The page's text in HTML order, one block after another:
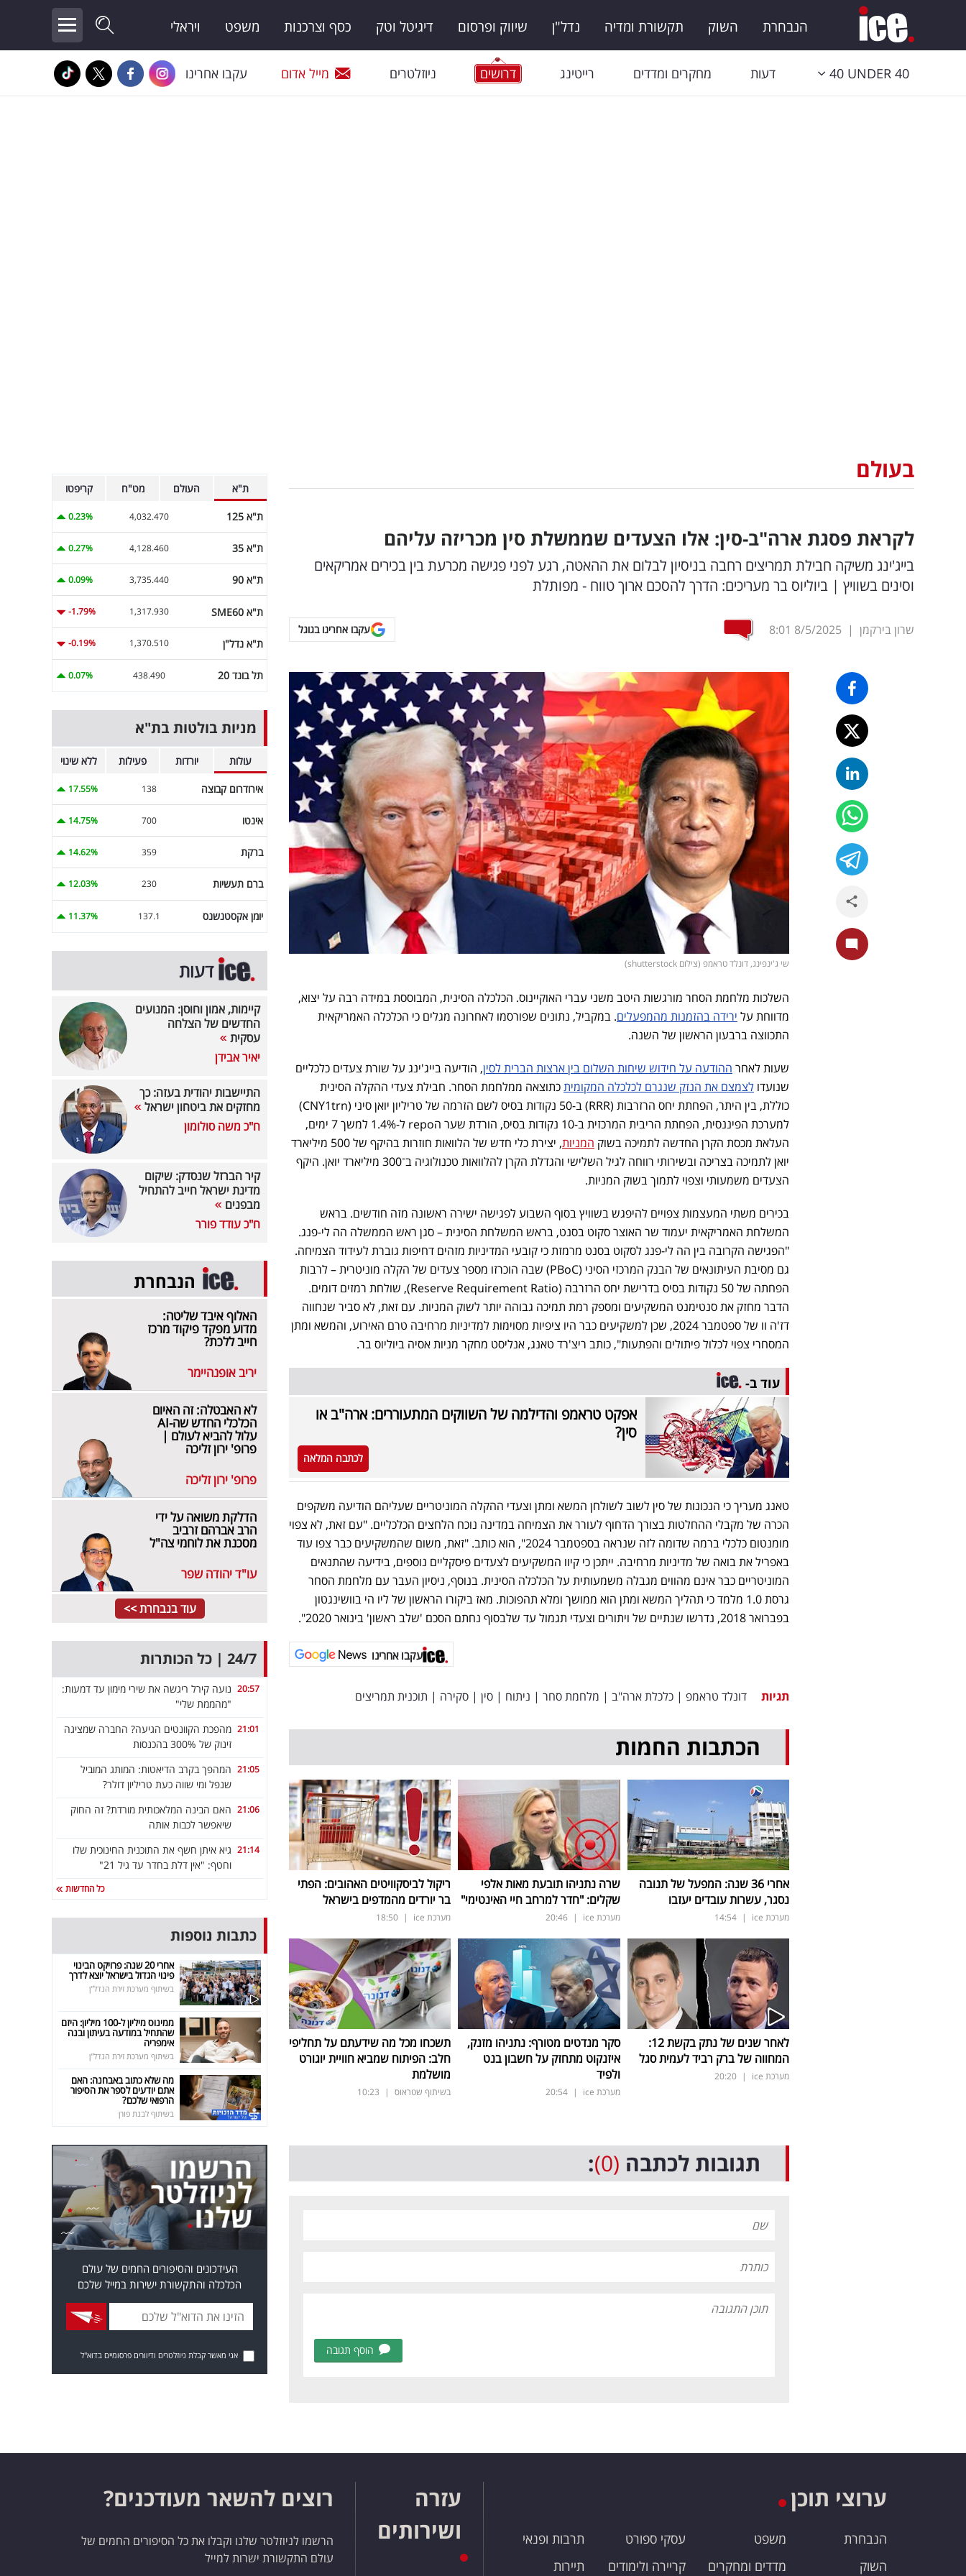
הנבחרת השוק תקשורת ומדיה נדל"ן שיווק ופרסום דיגיטל וטק כסף וצרכנות משפט ויראלי
40 UNDER 40 דעות מחקרים ומדדים רייטינג דרושים ניוזלטרים מייל אדום עקבו אחרינו
בעולם
לקראת פסגת ארה"ב-סין: אלו הצעדים שממשלת סין מכריזה עליהם
בייג'ינג משיקה חבילת תמריצים רחבה בניסיון לבלום את ההאטה, רגע לפני פגישה מכרעת בין בכירים אמריקאים
וסינים בשוויץ | ביוליוס בר מעריכים: הדרך להסכם ארוך טווח - מפותלת
שרון בירקמן |
8/5/2025
8:01 עקבו אחרינו בגוגל
שי ג'ינפינג, דונלד טראמפ (צילום shutterstock)
השלכות מלחמת הסחר מורגשות היטב משני עברי האוקיינוס. הכלכלה הסינית, המבוססת במידה רבה על יצוא,
מדווחת על ירידה בהזמנות מהמפעלים. במקביל, נתונים שפורסמו לאחרונה מגלים כי הכלכלה האמריקאית
התכווצה ברבעון הראשון של השנה.
שעות לאחר ההודעה על חידוש שיחות השלום בין ארצות הברית לסין, הודיעה בייג'ינג על שורת צעדים כלכליים
שנועדו לצמצם את הנזק שנגרם לכלכלה המקומיתכתוצאה ממלחמת הסחר. חבילת צעדי ההקלה הסינית
כוללת, בין היתר, הפחתת יחס הרזרבות (RRR) ב-50 נקודות בסיס לשם הזרמה של טריליון יואן סיני (CNY1trn)
למערכת הפיננסית, הפחתת הריבית המרכזית ב-10 נקודות בסיס, הורדת שער הrepo ל-1.4% למשך 7 ימים,
העלאת מכסת הקרן החדשה לתמיכה בשוק המניות
, יצירת כלי חדש של הלוואות חוזרות בהיקף של 500 מיליארד
יואן לתמיכה בצריכה ובשירותי רווחה לגיל השלישי והגדלת הקרן להלוואות טכנולוגיה ב־300 מיליארד יואן. היקף
הצעדים משמעותי וצפוי לתמוך בשוק המניות.
בכירים משתי המעצמות צפויים להיפגש בשוויץ בסוף השבוע לפגישה ישירה ראשונה מזה חודשים. בראש
המשלחת האמריקאית יעמוד שר האוצר סקוט בסנט, בראש המשלחת הסינית – סגן ראש הממשלה הה לי-פנג.
"הפגישה הקרובה בין הה לי-פנג לסקוט בסנט מרמזת כי קובעי המדיניות מזהים דחיפות גוברת לעידוד הצמיחה.
גם מסיבת העיתונאים של הבנק המרכזי הסיני (PBoC) שבה הוכרזו מספר צעדים של הקלה מוניטרית – לרבות
הפחתה של 50 נקודות בסיס בדרישת יחס הרזרבה (Reserve Requirement Ratio), שולחת רמזים דומים.
הדבר מחזק את סנטימנט המשקיעים ומספק רמת תמיכה גבוהה יותר לשוק המניות. עם זאת, לא סביר שנחווה
דז'ה וו של ספטמבר 2024, שכן למשקיעים כבר היו ציפיות מסוימות למדיניות מרחיבה טרם האירוע, והמשא ומתן
המסחרי צפוי לכלול פיתולים והפתעות", כותב ריצ'רד טאנג, אנליסט מחקר מניות אסיה ביוליוס בר.
עוד ב-
אפקט טראמפ והדילמה של השווקים המתעוררים: ארה"ב או
סין?
לכתבה המלאה
טאנג מעריך כי הנכונות של סין לשוב לשולחן המשא ומתן וצעדי ההקלה המוניטריים שעליהם הודיעה משקפים
הכרה של מקבלי ההחלטות בצורך הדחוף לעורר את הצמיחה במדינה נוכח הלחצים הכלכליים. "עם זאת, לא צפוי
מומנטום כלכלי ברמה שדומה לזה שנראה בספטמבר 2024", הוא כותב. "זאת, משום שהמשקיעים כבר צפו עוד
באפריל את בואה של מדיניות מרחיבה. ייתכן כי קיוו המשקיעים לצעדים פיסקליים נוספים, בידיעה שהתנאים
המוניטריים כבר אינם מהווים מגבלה משמעותית על הכלכלה הסינית. בנוסף, ניסיון העבר עם מלחמת הסחר
גרסת 1.0 מלמד כי תהליך המשא ומתן הוא ממושך ומלא תהפוכות. מאז ביקורו הראשון של ליו הי בוושינגטון
בפברואר 2018, נדרשו שנתיים של ויתורים וצעדי תגמול עד שלבסוף נחתם הסכם 'שלב ראשון' בינואר 2020".
עקבו אחרינו
תגיות דונלד טראמפ | כלכלת ארה"ב | מלחמת סחר | ניתוח | סין | סקירה | תוכנית תמריצים
הכתבות החמות
אחרי 36 שנה: המפעל של תנובה
נסגר, עשרות עובדים יעזבו
מערכת ice |
14:54
שרה נתניהו תובעת מאות אלפי
שקלים: "חדר למרחב חיי האינטימי"
מערכת ice |
20:46
ריקול לביסקוויטים האהובים: הפתי
בר יורדים מהמדפים בישראל
מערכת ice |
18:50
לאחר שנים של נתק בקשת 12:
המחווה של ברק רביד לעמית סגל
מערכת ice |
20:20
סקר מנדטים מטורף: נתניהו מזנק,
איזנקוט מתחזק על חשבון בנט
ולפיד
מערכת ice |
20:54
תשכחו מכל מה שידעתם על תחליפי
חלב: הפיתוח שמביא חוויית יוגורט
מושלמת
בשיתוף שטראוס |
10:23
תגובות לכתבה (0)
:
הוסף תגובה
ת"א העולם מט"ח קריפטו
ת"א 125 4,032.470
0.23%
ת"א 35 4,128.460
0.27%
ת"א 90 3,735.440
0.09%
ת"א SME60 1,317.930
-1.79%
ת"א נדל"ן 1,370.510
-0.19%
תל בונד 20 438.490
0.07%
מניות בולטות בת"א
עולות יורדות פעילות ללא שינוי
אירודרום קבוצה 138
17.55%
אינטו 700
14.75%
ברקת 359
14.62%
ברם תעשיות 230
12.03%
יומן אקסטנשנס 137.1
11.37%
דעות
קיימות, אמון וחוסן: המנועים
החדשים של הצלחה
עסקית
יאיר אבידן
התיישבות יהודית בעזה: כך
מחזקים את ביטחון ישראל
ח"כ משה סולומון
קיר הברזל שנסדק: שיקום
מדינת ישראל חייב להתחיל
מבפנים
ח"כ עודד פורר
הנבחרת
האלוף איבד שליטה:
מדוע מפקד פיקוד מרכז
חייב ללכת?
יריב אופנהיימר
לא האבטלה: זה האיום
הכלכלי החדש שה-AI
עלול להביא לעולם |
פרופ' ירון זליכה
פרופ' ירון זליכה
הדלקת משואה על ידי
הרב אברהם זרביב
מסכנת את לוחמי צה"ל
עו"ד יהודה שפר
עוד בנבחרת >>
24/7 | כל הכותרות
20:57 נועה קירל ריגשה את שירי מימון עד דמעות:
"מהממת שלי"
21:01 מהפכת הקוונטים הגיעה? החברה שמציגה
זינוק של 300% בהכנסות
21:05 המהפך בקרב הדיאטות: המותג המוביל
שנפל ומי שווה כעת טריליון דולר?
21:06 האם הבינה המלאכותית מורדת? זה החוק
שיאפשר לכבות אותה
21:14 גיא איתן חשף את התוכנית החינוכית שלו
וחטף: "אין דלת בחדר עד גיל 21"
כל החדשות
כתבות נוספות
אחרי 20 שנה: פרויקט הבינוי
פינוי הגדול בישראל יוצא לדרך
בשיתוף מערכת זירת הנדל"ן
ממינוס מיליון ל-100 מיליון: היזם
שהתחיל במודעה בעיתון ובנה
אימפריה
בשיתוף מערכת זירת הנדל"ן
מה שלא כתוב באבחנה: האם
אתם יודעים לספר את הסיפור
הרפואי שלכם?
בשיתוף לבנת פורן
העידכונים והסיפורים החמים של עולם
הכלכלה והתקשורת ישירות במייל שלכם
אני מאשר קבלת ניוזלטרים ודיוורים פרסומיים בדוא"ל
ערוצי תוכן
הנבחרת
השוק
משפט
מדדים ומחקרים
עסקי ספורט
קריירה ולימודים
תרבות ופנאי
תיירות
עזרה
ושירותים
רוצים להשאר מעודכנים?
הרשמו לניוזלטר שלנו וקבלו את כל הסיפורים החמים של
עולם התקשורת ישרות למייל